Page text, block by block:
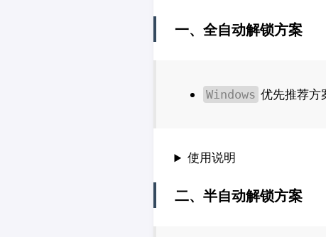
一、全自动解锁方案
Windows 优先推荐方
使用说明
二、半自动解锁方案